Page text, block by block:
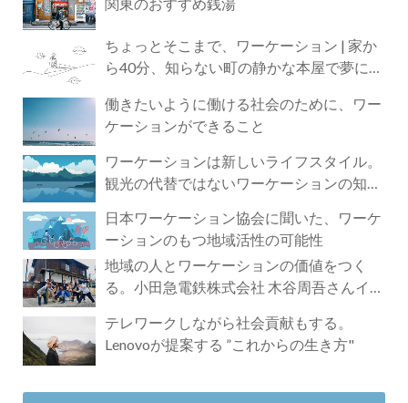
関東のおすすめ銭湯
ちょっとそこまで、ワーケーション | 家か
ら40分、知らない町の静かな本屋で夢に近
働きたいように働ける社会のために、ワー
ケーションができること
ワーケーションは新しいライフスタイル。
観光の代替ではないワーケーションの知ら
日本ワーケーション協会に聞いた、ワーケ
ーションのもつ地域活性の可能性
地域の人とワーケーションの価値をつく
る。小田急電鉄株式会社 木谷周吾さんイン
テレワークしながら社会貢献もする。
Lenovoが提案する ”これからの生き方"